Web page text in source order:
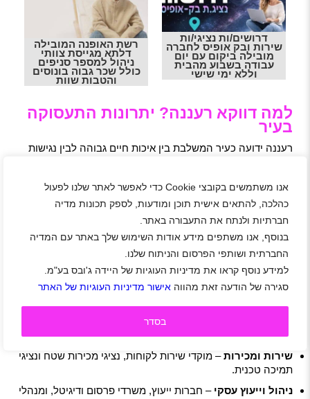
אנו משתמשים בקובצי Cookie כדי לאפשר לאתר שלנו לפעול
כהלכה, להתאים אישית תוכן ומודעות, לספק תכונות מדיה
חברתיות ולנתח את התעבורה באתר.
בנוסף, אנו משתפים מידע אודות השימוש שלך באתר עם המדיה
החברתית ושותפי הפרסום והניתוח שלנו.
למידע נוסף קראו את מדיניות העוגיות של היידה ג'ובס בע"מ.
סגירה של הודעה זאת מהווה אישור מדיניות העוגיות של האתר
בסדר
דרושים/ות נציגי/ות
שירות ובק אופיס לחברה
מובילה ביקום עם יום
עבודה בשבוע מהבית
וללא ימי שישי
רשת האופנה המובילה
דלתא מגייסת צוותי
ניהול למספר סניפים
כולל שכר גבוה בונוסים
והטבות שוות
למה דווקא רעננה? יתרונות התעסוקה
בעיר
רעננה ידועה כעיר המשלבת בין איכות חיים גבוהה לבין נגישות
הקרבה לכבישים מרכזיים כמו כביש 4 וכביש 531, לצד תחבורה
ציבורית נוחה, מאפשרת הגעה מהירה לעבודה גם אם אינכם
תושבי העיר. בנוסף, רעננה מציעה סביבת עבודה שקטה, ירוקה
ומטופחת – יתרון משמעותי למי שמחפש לעבוד באווירה נינוחה
אך מקצועית.
ענפי התעסוקה המובילים ברעננה
בשנים האחרונות, רעננה הפכה לבית עבור מגוון תחומים
– חברות פיתוח תוכנה, בינה
מלאכותית, סייבר ואינטרנט של הדברים (IoT).
שירות ומכירות– מוקדי שירות לקוחות, נציגי מכירות שטח ונציגי
תמיכה טכנית.
ניהול וייעוץ עסקי – חברות ייעוץ, משרדי פרסום ודיגיטל, ומנהלי